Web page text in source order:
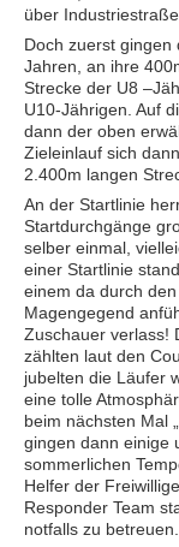
über
Doch zuerst gingen
Jahren, an ihre
Strecke der U8
U10-Jährigen. Auf
dann der oben
Zieleinlauf sich
2.400m langen
An der Startlinie
Startdurchgänge
selber einmal,
einer Startlinie
einem da durch
Magengegend
Zuschauer verlass!
zählten laut den
jubelten die Läufer
eine tolle
beim nächsten Mal
gingen dann einige
sommerlichen
Helfer der
Responder Team
notfalls zu betreuen.